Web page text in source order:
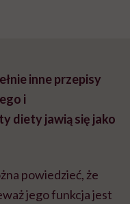
inne przepisy
i
diety jawią się jako
powiedzieć, że
jego funkcja jest